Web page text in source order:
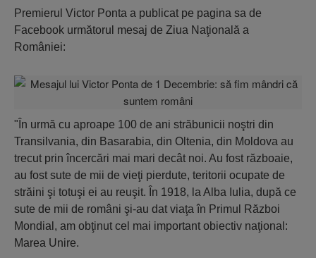
Premierul Victor Ponta a publicat pe pagina sa de
Facebook următorul mesaj de Ziua Naţională a
României:
"În urmă cu aproape 100 de ani străbunicii noştri din
Transilvania, din Basarabia, din Oltenia, din Moldova au
trecut prin încercări mai mari decât noi. Au fost războaie,
au fost sute de mii de vieţi pierdute, teritorii ocupate de
străini şi totuşi ei au reuşit. În 1918, la Alba Iulia, după ce
sute de mii de români şi-au dat viaţa în Primul Război
Mondial, am obţinut cel mai important obiectiv naţional:
Marea Unire.